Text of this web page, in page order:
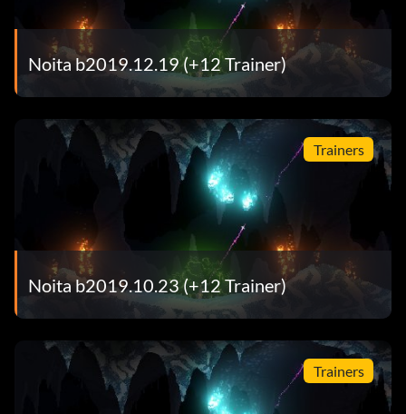
Noita b2019.12.19 (+12 Trainer)
Trainers
Noita b2019.10.23 (+12 Trainer)
Trainers